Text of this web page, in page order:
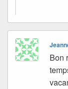
Bon